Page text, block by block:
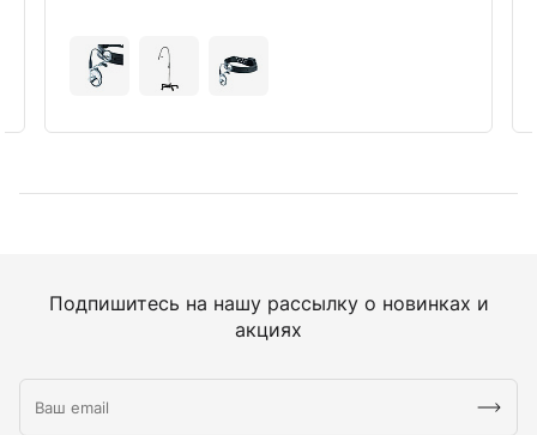
Подпишитесь на нашу рассылку о новинках и
акциях